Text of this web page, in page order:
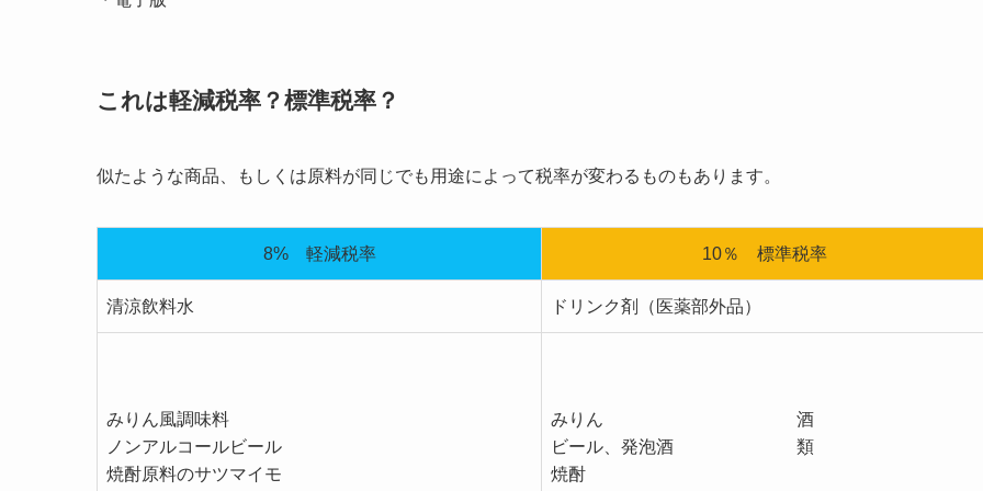
これは軽減税率？標準税率？
似たような商品、もしくは原料が同じでも用途によって税率が変わるものもあります。
8% 軽減税率 10％ 標準税率
清涼飲料水 ドリンク剤（医薬部外品）
みりん風調味料
ノンアルコールビール
焼酎原料のサツマイモ
みりん 酒
ビール、発泡酒 類
焼酎